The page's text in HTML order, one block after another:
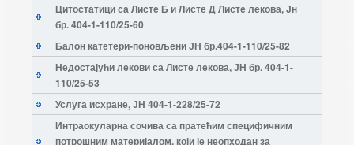
Цитостатици са Листе Б и Листе Д Листе лекова, Јн
бр. 404-1-110/25-60
Балон катетери-поновљени ЈН бр.404-1-110/25-82
Недостајући лекови са Листе лекова, ЈН бр. 404-1-
110/25-53
Услуга исхране, ЈН 404-1-228/25-72
Интраокуларна сочива са пратећим специфичним
потрошним материјалом, који је неопходан за